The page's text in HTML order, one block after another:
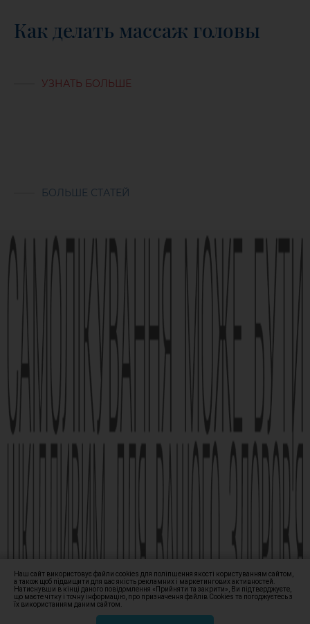
Как делать массаж головы
УЗНАТЬ БОЛЬШЕ
БОЛЬШЕ СТАТЕЙ
Реклама лікарського засобу. Перед застосуванням лікарського
ознайомтесь з інструкцією для застосування лікарського
засобу.
Виробник АТ «Фармак», 04080, м.Київ, вул. Кирилівська, 63, +38
(044) 496-87-87, info@farmak.ua, www.farmak.ua
Наш сайт використовує файли cookies для поліпшення якості користуванням сайтом,
а також щоб підвищити для вас якість рекламних і маркетингових активностей.
Натиснувши в кінці даного повідомлення «Прийняти та закрити», Ви підтверджуєте,
що маєте чітку і точну інформацію, про призначення файлів Сookies та погоджуєтесь з
їх використанням даним сайтом.